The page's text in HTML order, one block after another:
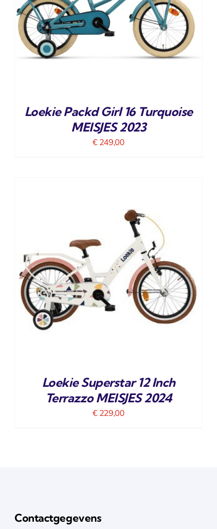
Loekie Packd Girl 16 Turquoise
MEISJES 2023
€249,00
Loekie Superstar 12 Inch
Terrazzo MEISJES 2024
€229,00
Contactgegevens